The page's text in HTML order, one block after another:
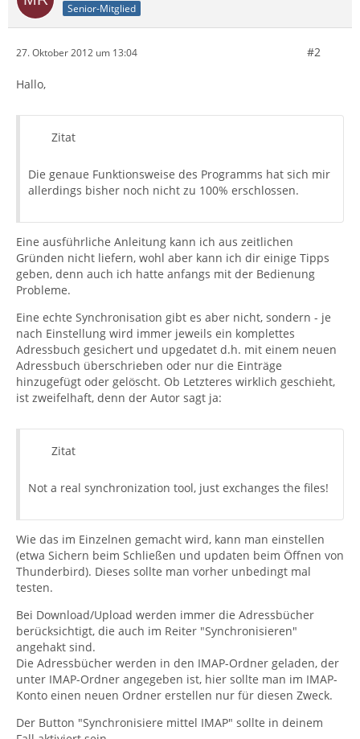
Senior-Mitglied
27. Oktober 2012 um 13:04 #2
Hallo,
Zitat
Die genaue Funktionsweise des Programms hat sich mir
allerdings bisher noch nicht zu 100% erschlossen.
Eine ausführliche Anleitung kann ich aus zeitlichen
Gründen nicht liefern, wohl aber kann ich dir einige Tipps
geben, denn auch ich hatte anfangs mit der Bedienung
Probleme.
Eine echte Synchronisation gibt es aber nicht, sondern - je
nach Einstellung wird immer jeweils ein komplettes
Adressbuch gesichert und upgedatet d.h. mit einem neuen
Adressbuch überschrieben oder nur die Einträge
hinzugefügt oder gelöscht. Ob Letzteres wirklich geschieht,
ist zweifelhaft, denn der Autor sagt ja:
Zitat
Not a real synchronization tool, just exchanges the files!
Wie das im Einzelnen gemacht wird, kann man einstellen
(etwa Sichern beim Schließen und updaten beim Öffnen von
Thunderbird). Dieses sollte man vorher unbedingt mal
testen.
Bei Download/Upload werden immer die Adressbücher
berücksichtigt, die auch im Reiter "Synchronisieren"
angehakt sind.
Die Adressbücher werden in den IMAP-Ordner geladen, der
unter IMAP-Ordner angegeben ist, hier sollte man im IMAP-
Konto einen neuen Ordner erstellen nur für diesen Zweck.
Der Button "Synchronisiere mittel IMAP" sollte in deinem